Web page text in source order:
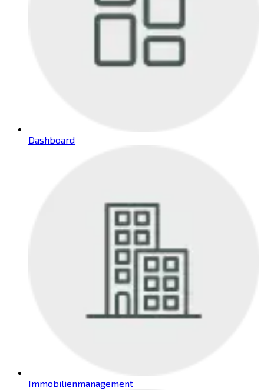
Dashboard
Immobilienmanagement